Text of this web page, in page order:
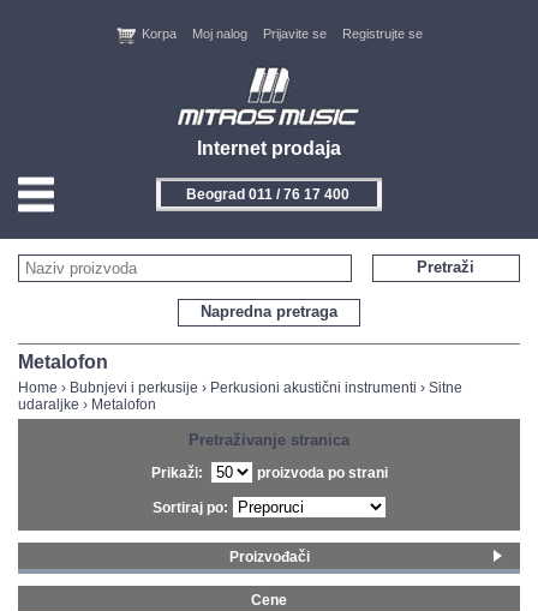
Internet prodaja
Korpa Moj nalog Prijavite se Registrujte se
Beograd 011 / 76 17 400
HOME
KONTAKT
NOVITETI
FEEDBACK
GALERIJA
Napredna pretraga
Pretraži
Metalofon
Home › Bubnjevi i perkusije › Perkusioni akustični instrumenti › Sitne
udaraljke › Metalofon
Pretraživanje stranica
Prikaži: proizvoda po strani
Sortiraj po:
Proizvođači
Yamaha (1)
Cene